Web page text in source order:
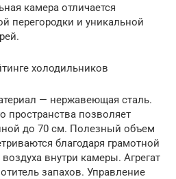
камера отличается
перегородки и уникальной
холодильников
— нержавеющая сталь.
пространства позволяет
до 70 см. Полезный объем
благодаря грамотной
внутри камеры. Агрегат
запахов. Управление